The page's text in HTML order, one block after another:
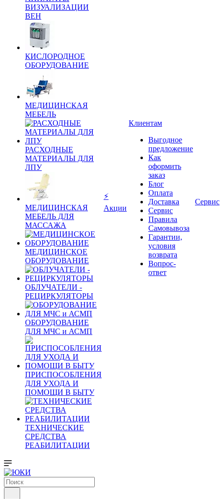
ВИЗУАЛИЗАЦИИ
ВЕН
КИСЛОРОДНОЕ
ОБОРУДОВАНИЕ
МЕДИЦИНСКАЯ
МЕБЕЛЬ
РАСХОДНЫЕ
МАТЕРИАЛЫ ДЛЯ
ЛПУ
МЕДИЦИНСКАЯ
МЕБЕЛЬ ДЛЯ
МАССАЖА
МЕДИЦИНСКОЕ
ОБОРУДОВАНИЕ
ОБЛУЧАТЕЛИ -
РЕЦИРКУЛЯТОРЫ
ОБОРУДОВАНИЕ
ДЛЯ МЧС и АСМП
ПРИСПОСОБЛЕНИЯ
ДЛЯ УХОДА И
ПОМОЩИ В БЫТУ
ТЕХНИЧЕСКИЕ
СРЕДСТВА
РЕАБИЛИТАЦИИ
⚡
Акции
Клиентам
Выгодное
предложение
Как
оформить
заказ
Блог
Оплата
Доставка
Сервис
Правила
Самовывоза
Гарантии,
условия
возврата
Вопрос-
ответ
Сервис